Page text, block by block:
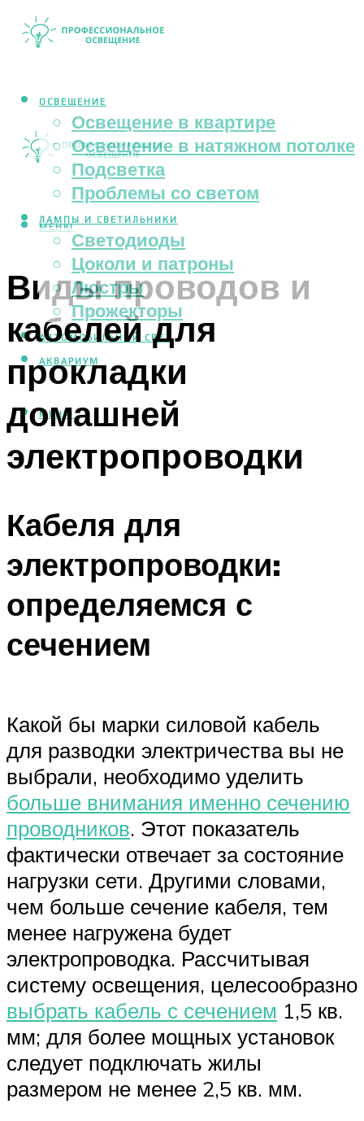
ОСВЕЩЕНИЕ
Освещение в квартире
Освещение в натяжном потолке
Подсветка
Проблемы со светом
ЛАМПЫ И СВЕТИЛЬНИКИ
Светодиоды
Цоколи и патроны
Люстры
Прожекторы
АВТОМОБИЛЬНЫЙ СВЕТ
АКВАРИУМ
МЕНЮ
МЕНЮ
Виды проводов и
кабелей для
прокладки
домашней
электропроводки
Кабеля для
электропроводки:
определяемся с
сечением
Какой бы марки силовой кабель
для разводки электричества вы не
выбрали, необходимо уделить
больше внимания именно сечению
проводников. Этот показатель
фактически отвечает за состояние
нагрузки сети. Другими словами,
чем больше сечение кабеля, тем
менее нагружена будет
электропроводка. Рассчитывая
систему освещения, целесообразно
выбрать кабель с сечением 1,5 кв.
мм; для более мощных установок
следует подключать жилы
размером не менее 2,5 кв. мм.